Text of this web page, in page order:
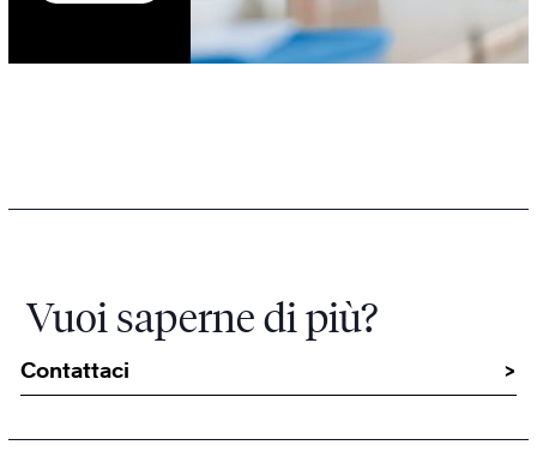
Vuoi saperne di più?
Contattaci